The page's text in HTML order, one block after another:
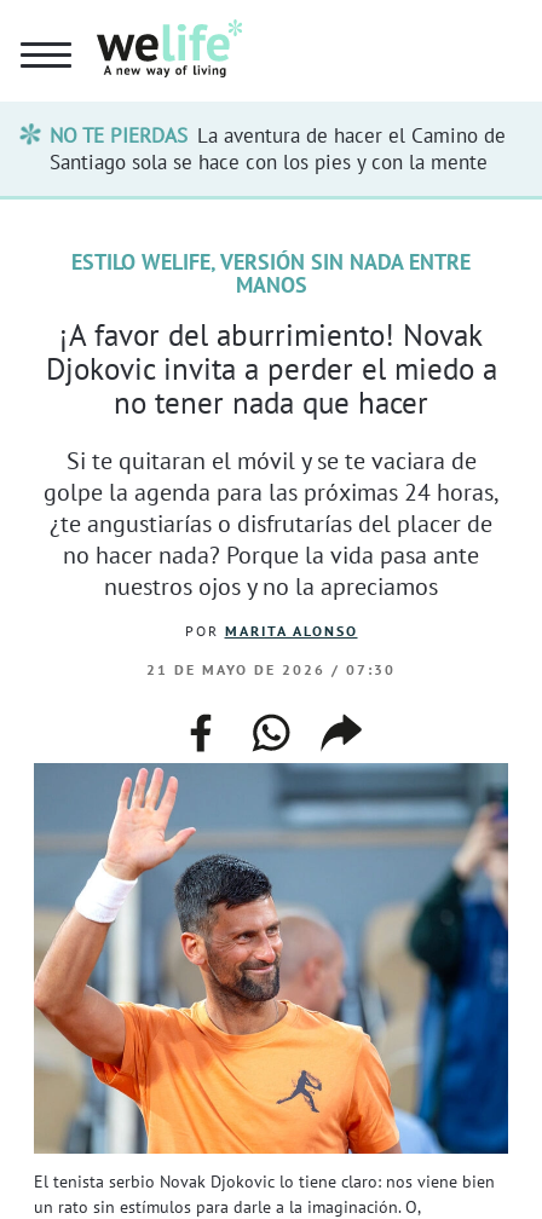
NO TE PIERDAS La aventura de hacer el Camino de
Santiago sola se hace con los pies y con la mente
El tenista serbio Novak Djokovic lo tiene claro: nos viene bien
un rato sin estímulos para darle a la imaginación. O,
ESTILO WELIFE, VERSIÓN SIN NADA ENTRE
MANOS
¡A favor del aburrimiento! Novak
Djokovic invita a perder el miedo a
no tener nada que hacer
Si te quitaran el móvil y se te vaciara de
golpe la agenda para las próximas 24 horas,
¿te angustiarías o disfrutarías del placer de
no hacer nada? Porque la vida pasa ante
nuestros ojos y no la apreciamos
POR MARITA ALONSO
21 DE MAYO DE 2026 / 07:30
facebookwhatsappcompartir
enlace